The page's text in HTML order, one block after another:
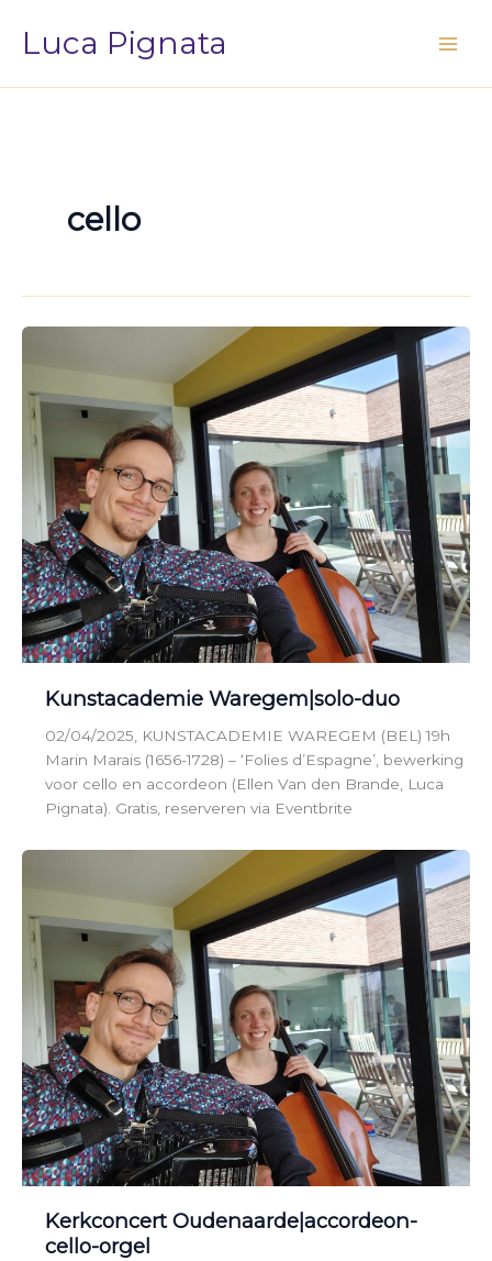
contenuto
Luca Pignata
cello
Kunstacademie Waregem|solo-duo
02/04/2025, KUNSTACADEMIE WAREGEM (BEL) 19h
Marin Marais (1656-1728) – ‘Folies d’Espagne’, bewerking
voor cello en accordeon (Ellen Van den Brande, Luca
Pignata). Gratis, reserveren via Eventbrite
Kerkconcert Oudenaarde|accordeon-
cello-orgel